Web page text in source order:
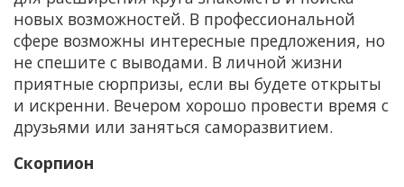
новых возможностей. В профессиональной
сфере возможны интересные предложения, но
не спешите с выводами. В личной жизни
приятные сюрпризы, если вы будете открыты
и искренни. Вечером хорошо провести время с
друзьями или заняться саморазвитием.
Скорпион